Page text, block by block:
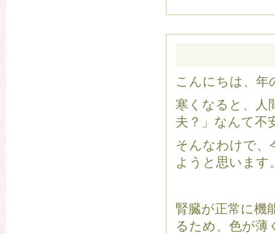
こんにちは、年
寒くなると、人
夫？」なんて不
そんなわけで、
ようと思います
腎臓が正常に機
るため、色が薄